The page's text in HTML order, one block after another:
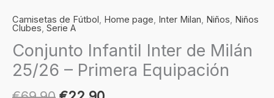
Camisetas de Fútbol, Home page, Inter Milan, Niños, Niños
Clubes, Serie A
Conjunto Infantil Inter de Milán
25/26 – Primera Equipación